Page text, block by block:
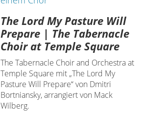
The Lord My Pasture Will
Prepare | The Tabernacle
Choir at Temple Square
The Tabernacle Choir and Orchestra at
Temple Square mit „The Lord My
Pasture Will Prepare“ von Dmitri
Bortniansky, arrangiert von Mack
Wilberg.